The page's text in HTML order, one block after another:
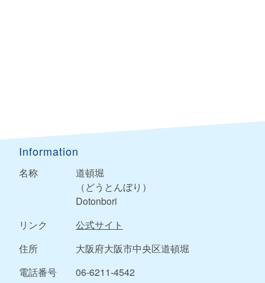
Information
名称
道頓堀
（どうとんぼり）
Dotonbori
リンク
公式サイト
住所
大阪府大阪市中央区道頓堀
電話番号
06-6211-4542